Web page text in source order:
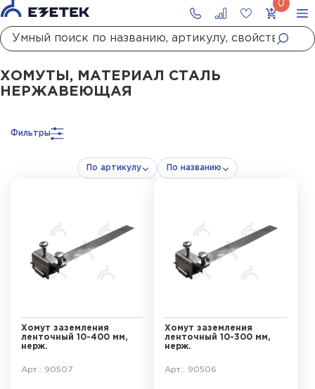
ГлавнаяКаталог Монтажные материалы Хомуты
ХОМУТЫ, МАТЕРИАЛ СТАЛЬ
НЕРЖАВЕЮЩАЯ
Фильтры
По артикулу По названию
Хомут заземления
ленточный 10-400 мм,
нерж.
Арт.: 90507
Хомут заземления
ленточный 10-300 мм,
нерж.
Арт.: 90506